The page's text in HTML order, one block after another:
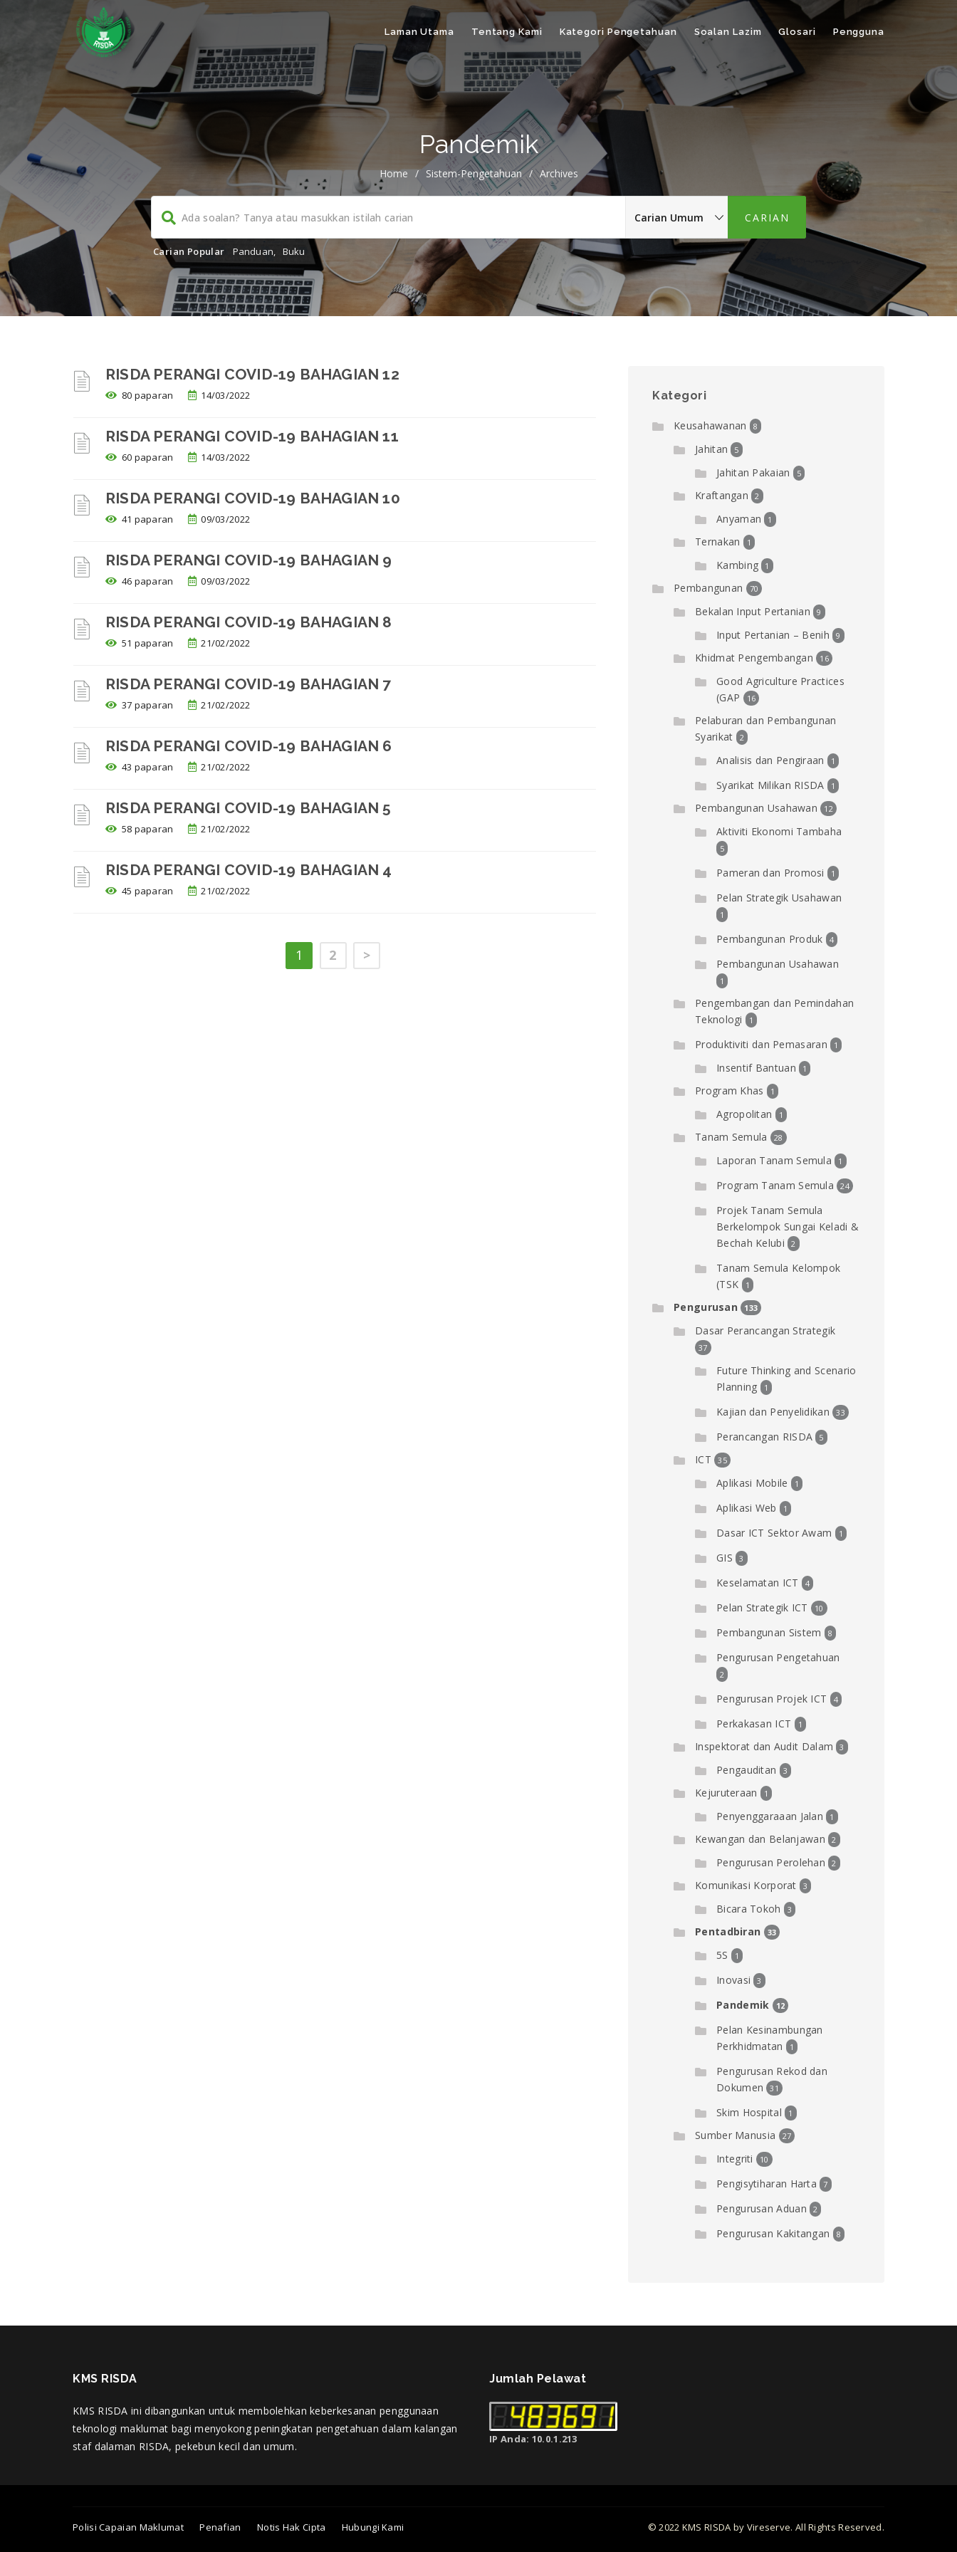
Laman Utama Tentang Kami Kategori Pengetahuan Soalan Lazim Glosari Pengguna
Pandemik
Home / Sistem-Pengetahuan / Archives
Carian Popular Panduan, Buku
RISDA PERANGI COVID-19 BAHAGIAN 12
80 paparan 14/03/2022
RISDA PERANGI COVID-19 BAHAGIAN 11
60 paparan 14/03/2022
RISDA PERANGI COVID-19 BAHAGIAN 10
41 paparan 09/03/2022
RISDA PERANGI COVID-19 BAHAGIAN 9
46 paparan 09/03/2022
RISDA PERANGI COVID-19 BAHAGIAN 8
51 paparan 21/02/2022
RISDA PERANGI COVID-19 BAHAGIAN 7
37 paparan 21/02/2022
RISDA PERANGI COVID-19 BAHAGIAN 6
43 paparan 21/02/2022
RISDA PERANGI COVID-19 BAHAGIAN 5
58 paparan 21/02/2022
RISDA PERANGI COVID-19 BAHAGIAN 4
45 paparan 21/02/2022
1 2 >
Kategori
Keusahawanan 8
Jahitan 5
Jahitan Pakaian 5
Kraftangan 2
Anyaman 1
Ternakan 1
Kambing 1
Pembangunan 70
Bekalan Input Pertanian 9
Input Pertanian – Benih 9
Khidmat Pengembangan 16
Good Agriculture Practices
(GAP
16
Pelaburan dan Pembangunan
Syarikat
2
Analisis dan Pengiraan 1
Syarikat Milikan RISDA 1
Pembangunan Usahawan 12
Aktiviti Ekonomi Tambaha
5
Pameran dan Promosi 1
Pelan Strategik Usahawan
1
Pembangunan Produk 4
Pembangunan Usahawan
1
Pengembangan dan Pemindahan
Teknologi
1
Produktiviti dan Pemasaran 1
Insentif Bantuan 1
Program Khas 1
Agropolitan 1
Tanam Semula 28
Laporan Tanam Semula 1
Program Tanam Semula 24
Projek Tanam Semula
Berkelompok Sungai Keladi &
Bechah Kelubi
2
Tanam Semula Kelompok
(TSK
1
Pengurusan 133
Dasar Perancangan Strategik
37
Future Thinking and Scenario
Planning
1
Kajian dan Penyelidikan 33
Perancangan RISDA 5
ICT 35
Aplikasi Mobile 1
Aplikasi Web 1
Dasar ICT Sektor Awam 1
GIS 3
Keselamatan ICT 4
Pelan Strategik ICT 10
Pembangunan Sistem 8
Pengurusan Pengetahuan
2
Pengurusan Projek ICT 4
Perkakasan ICT 1
Inspektorat dan Audit Dalam 3
Pengauditan 3
Kejuruteraan 1
Penyenggaraaan Jalan 1
Kewangan dan Belanjawan 2
Pengurusan Perolehan 2
Komunikasi Korporat 3
Bicara Tokoh 3
Pentadbiran 33
5S 1
Inovasi 3
Pandemik 12
Pelan Kesinambungan
Perkhidmatan
1
Pengurusan Rekod dan
Dokumen
31
Skim Hospital 1
Sumber Manusia 27
Integriti 10
Pengisytiharan Harta 7
Pengurusan Aduan 2
Pengurusan Kakitangan 8
KMS RISDA
KMS RISDA ini dibangunkan untuk membolehkan keberkesanan penggunaan
teknologi maklumat bagi menyokong peningkatan pengetahuan dalam kalangan
staf dalaman RISDA, pekebun kecil dan umum.
Jumlah Pelawat
IP Anda: 10.0.1.213
Polisi Capaian Maklumat Penafian Notis Hak Cipta Hubungi Kami © 2022 KMS RISDA by Vireserve. All Rights Reserved.